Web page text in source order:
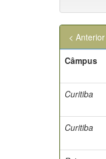
< Anterior
Câmpus
Curitiba
Curitiba